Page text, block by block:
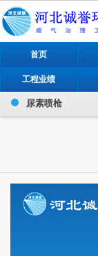
首页
工程业绩
尿素喷枪